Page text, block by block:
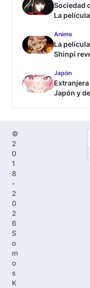
Sociedad
La
Anime
La
Shinpi
Japón
Japón y
©
2
0
1
8
-
2
0
2
6
S
o
m
o
s
K